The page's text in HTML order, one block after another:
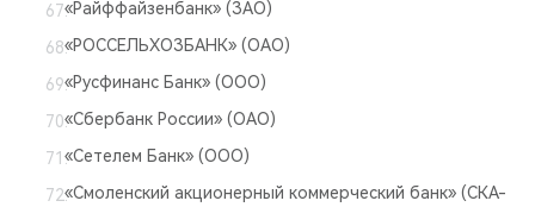
«Райффайзенбанк» (ЗАО)
«РОССЕЛЬХОЗБАНК» (ОАО)
«Русфинанс Банк» (ООО)
«Сбербанк России» (ОАО)
«Сетелем Банк» (ООО)
«Смоленский акционерный коммерческий банк» (СКА-